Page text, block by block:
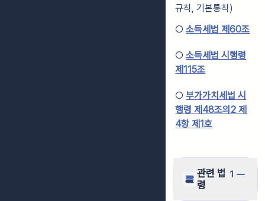
규칙, 기본통칙)
○소득세법 제60조
○소득세법 시행령
제115조
○부가가치세법 시
행령 제48조의2 제
4항 제1호
관련 법
령
1